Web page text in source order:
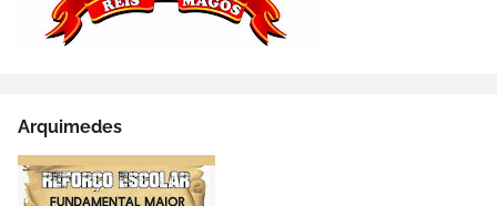
Arquimedes